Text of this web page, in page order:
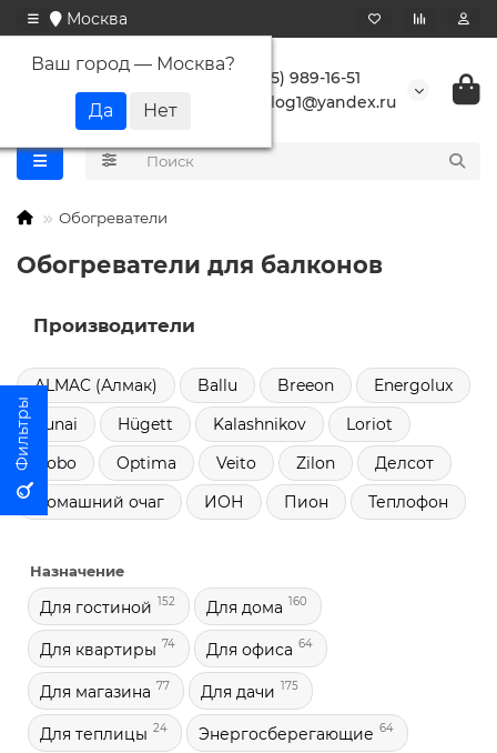
Москва
Ваш город — Москва?
+7 (495) 989-16-51
buranlog1@yandex.ru
Обогреватели
Обогреватели для балконов
Производители
ALMAC (Алмак) Ballu Breeon
Energolux
Funai
Hügett Kalashnikov
Loriot
Nobo
Optima Veito Zilon
Делсот
Домашний очаг
ИОН Пион Теплофон
Назначение
Для гостиной 152 Для дома 160
Для квартиры 74 Для офиса 64
Для магазина 77 Для дачи 175
Для теплицы 24 Энергосберегающие 64